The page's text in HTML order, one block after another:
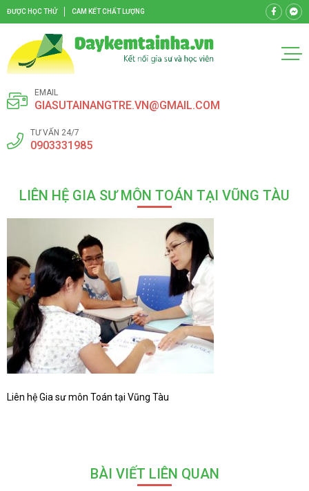
ĐƯỢC HỌC THỬ CAM KẾT CHẤT LƯỢNG
EMAIL
GIASUTAINANGTRE.VN@GMAIL.COM
TƯ VẤN 24/7
0903331985
LIÊN HỆ GIA SƯ MÔN TOÁN TẠI VŨNG TÀU
Liên hệ Gia sư môn Toán tại Vũng Tàu
BÀI VIẾT LIÊN QUAN